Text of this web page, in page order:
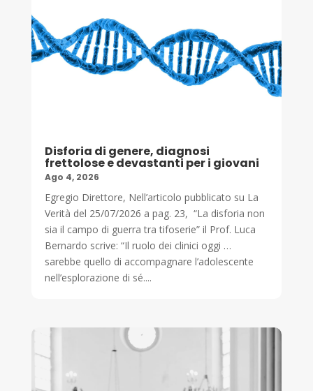
Disforia di genere, diagnosi
frettolose e devastanti per i giovani
Ago 4, 2026
Egregio Direttore, Nell’articolo pubblicato su La
Verità del 25/07/2026 a pag. 23, “La disforia non
sia il campo di guerra tra tifoserie” il Prof. Luca
Bernardo scrive: “Il ruolo dei clinici oggi …
sarebbe quello di accompagnare l’adolescente
nell’esplorazione di sé....